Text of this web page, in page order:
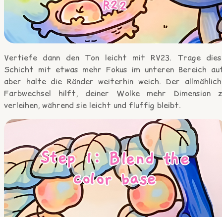
Vertiefe dann den Ton leicht mit RV23. Trage
Schicht mit etwas mehr Fokus im unteren Bereich
aber halte die Ränder weiterhin weich. Der
Farbwechsel hilft, deiner Wolke mehr Dimension
verleihen, während sie leicht und fluffig bleibt.